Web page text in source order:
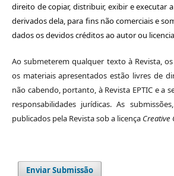
direito de copiar, distribuir, exibir e executar
derivados dela, para fins não comerciais e
dados os devidos créditos ao autor ou
Ao submeterem qualquer texto à Revista,
os materiais apresentados estão livres de
não cabendo, portanto, à Revista EPTIC e a
responsabilidades jurídicas. As
publicados pela Revista sob a licença Creative
Enviar Submissão